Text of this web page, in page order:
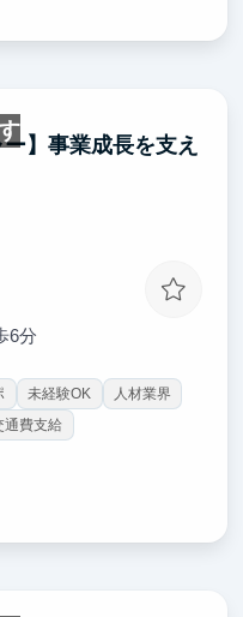
】事業成長を支え
6分
未経験OK
人材業界
通費支給